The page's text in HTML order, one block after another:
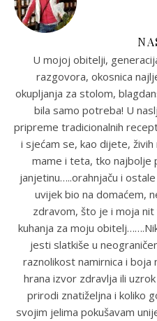
U mojoj obitelji,
razgovora, okosnica
okupljanja za stolom,
bila samo potreba! U
pripreme tradicionalnih
i sjećam se, kao dijete,
mame i teta, tko najbolje
janjetinu…..orahnjaču i
uvijek bio na domaćem,
zdravom, što je i moja
kuhanja za moju
jesti slatkiše u
raznolikost namirnica i boja
hrana izvor zdravlja ili
prirodi znatiželjna i koliko
svojim jelima pokušavam